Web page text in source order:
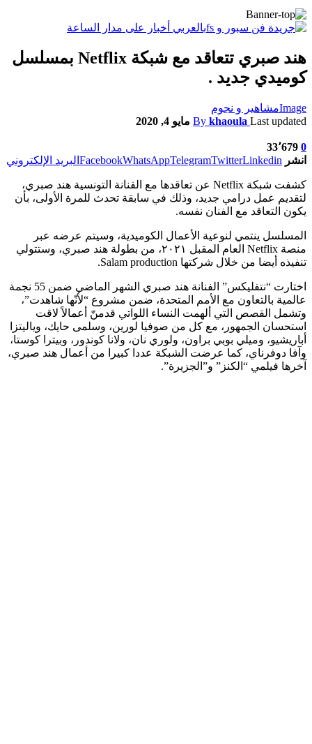
هند صبري تتعاقد مع شبكة Netflix بمسلسل
كوميدي جديد .
Imageمشاهير و نجوم
By khaoula Last updated مايو 4, 2020
0 33٬679
انشر
FacebookWhatsAppTelegramTwitterLinkedin البريد الإلكتروني
كشفت شبكة Netflix عن تعاقدها مع الفنانة التونسية هند صبري،
لتقديم عمل درامي جديد، وذلك في سابقة تحدث للمرة الأولى، بأن
يكون التعاقد مع الفنان نفسه.
المسلسل ينتمي لنوعية الأعمال الكوميدية، وسيتم عرضه عبر
منصة Netflix العام المقبل ٢٠٢١، من بطولة هند صبري، وستتولي
تنفيذه أيضا من خلال شركتها Salam production.
اختارت “نتفليكس” الفنانة هند صبري الشهر الماضي ضمن 55 نجمة
عالمية بالتعاون مع الأمم المتحدة، ضمن مشروع “لأنّها شاهدت”،
وتشمل القصص التي ألهمت النساء اللواتي قدمنّ أعمالاً لاقت
استحسان الجمهور، مع كل من صوفيا لورين، وسلمى حايك، وياليتزا
أباريشيو، وميلي بوبي براون، ولوري نان، ولانا كوندور، وبيترا كوستا،
وآفا دوفرناي، كما عرضت الشبكة عددا كبيرا من أعمال هند صبري،
آخرها فيلمي “الكنز” و”الجزيرة”.